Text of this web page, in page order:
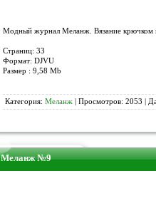
Модный журнал Меланж. Вязание крючком
Страниц: 33
Формат: DJVU
Размер : 9,58 Mb
Категория: Меланж | Просмотров: 2053 |
Меланж №9